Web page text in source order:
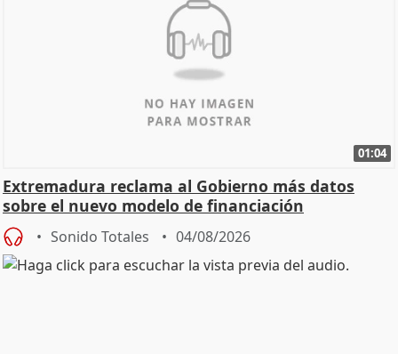
01:04
Extremadura reclama al Gobierno más datos
sobre el nuevo modelo de financiación
Sonido Totales 04/08/2026